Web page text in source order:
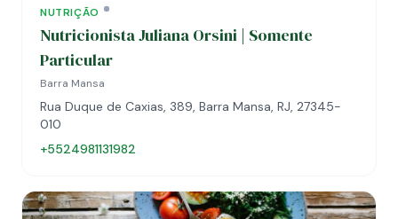
NUTRIÇÃO
Nutricionista Juliana Orsini | Somente
Particular
Barra Mansa
Rua Duque de Caxias, 389, Barra Mansa, RJ, 27345-
010
+5524981131982